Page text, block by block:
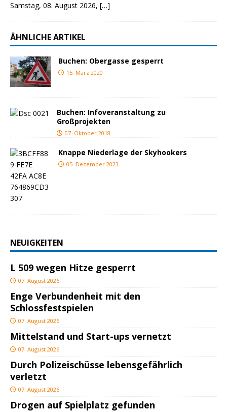
Samstag, 08. August 2026, […]
ÄHNLICHE ARTIKEL
Buchen: Obergasse gesperrt
15. März 2020
Buchen: Infoveranstaltung zu
Großprojekten
07. Oktober 2018
Knappe Niederlage der Skyhookers
05. Dezember 2023
NEUIGKEITEN
L 509 wegen Hitze gesperrt
07. August 2026
Enge Verbundenheit mit den
Schlossfestspielen
07. August 2026
Mittelstand und Start-ups vernetzt
07. August 2026
Durch Polizeischüsse lebensgefährlich
verletzt
07. August 2026
Drogen auf Spielplatz gefunden